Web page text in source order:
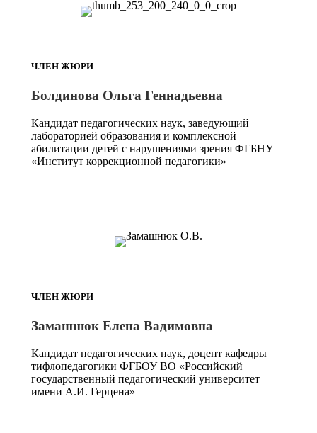
ЧЛЕН ЖЮРИ
Болдинова Ольга Геннадьевна
Кандидат педагогических наук, заведующий
лабораторией образования и комплексной
абилитации детей с нарушениями зрения ФГБНУ
«Институт коррекционной педагогики»
ЧЛЕН ЖЮРИ
Замашнюк Елена Вадимовна
Кандидат педагогических наук, доцент кафедры
тифлопедагогики ФГБОУ ВО «Российский
государственный педагогический университет
имени А.И. Герцена»